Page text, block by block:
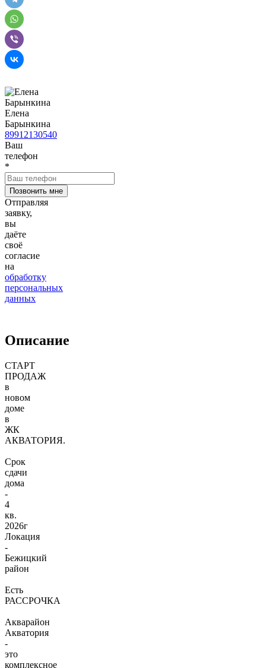
Елена
Барынкина
89912130540
Ваш
телефон
*
Отправляя
заявку,
вы
даёте
своё
согласие
на
обработку
персональных
данных
Описание
СТАРТ
ПРОДАЖ
в
новом
доме
в
ЖК
АКВАТОРИЯ.
Срок
сдачи
дома
-
4
кв.
2026г
Локация
-
Бежицкий
район
Есть
РАССРОЧКА
Акварайон
Акватория
-
это
комплексное